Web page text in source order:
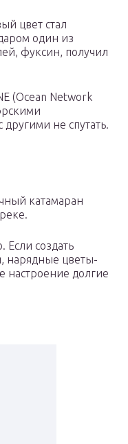
цвет стал
один из
фуксин, получил
(Ocean Network
не спутать.
катамаран
Если создать
нарядные цветы-
настроение долгие